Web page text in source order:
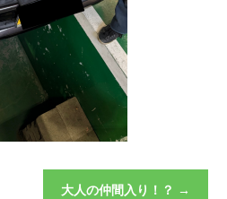
大人の仲間入り！？ →